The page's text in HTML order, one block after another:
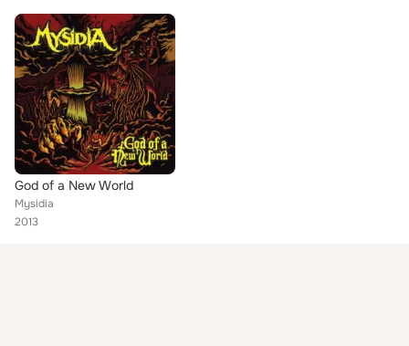
God of a New World
Mysidia
2013